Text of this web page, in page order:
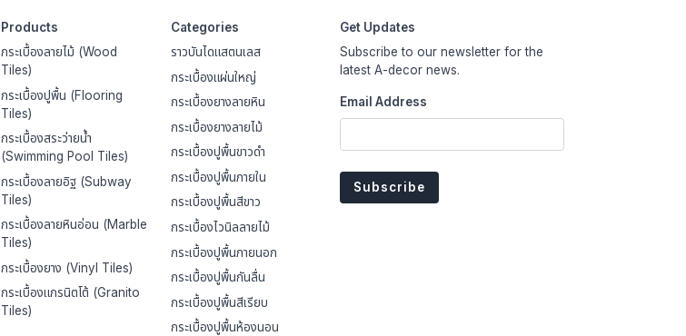
Products
กระเบื้องลายไม้ (Wood
Tiles)
กระเบื้องปูพื้น (Flooring
Tiles)
กระเบื้องสระว่ายน้ำ
(Swimming Pool Tiles)
กระเบื้องลายอิฐ (Subway
Tiles)
กระเบื้องลายหินอ่อน (Marble
Tiles)
กระเบื้องยาง (Vinyl Tiles)
กระเบื้องแกรนิตโต้ (Granito
Tiles)
Categories
ราวบันไดแสตนเลส
กระเบื้องแผ่นใหญ่
กระเบื้องยางลายหิน
กระเบื้องยางลายไม้
กระเบื้องปูพื้นขาวดำ
กระเบื้องปูพื้นภายใน
กระเบื้องปูพื้นสีขาว
กระเบื้องไวนิลลายไม้
กระเบื้องปูพื้นภายนอก
กระเบื้องปูพื้นกันลื่น
กระเบื้องปูพื้นสีเรียบ
กระเบื้องปูพื้นห้องนอน
Get Updates
Subscribe to our newsletter for the
latest A-decor news.
Email Address